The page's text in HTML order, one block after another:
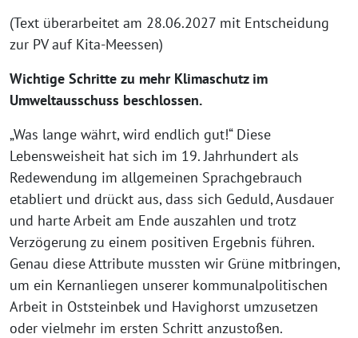
(Text überarbeitet am 28.06.2027 mit Entscheidung
zur PV auf Kita-Meessen)
Wichtige Schritte zu mehr Klimaschutz im
Umweltausschuss beschlossen.
„Was lange währt, wird endlich gut!“ Diese
Lebensweisheit hat sich im 19. Jahrhundert als
Redewendung im allgemeinen Sprachgebrauch
etabliert und drückt aus, dass sich Geduld, Ausdauer
und harte Arbeit am Ende auszahlen und trotz
Verzögerung zu einem positiven Ergebnis führen.
Genau diese Attribute mussten wir Grüne mitbringen,
um ein Kernanliegen unserer kommunalpolitischen
Arbeit in Oststeinbek und Havighorst umzusetzen
oder vielmehr im ersten Schritt anzustoßen.